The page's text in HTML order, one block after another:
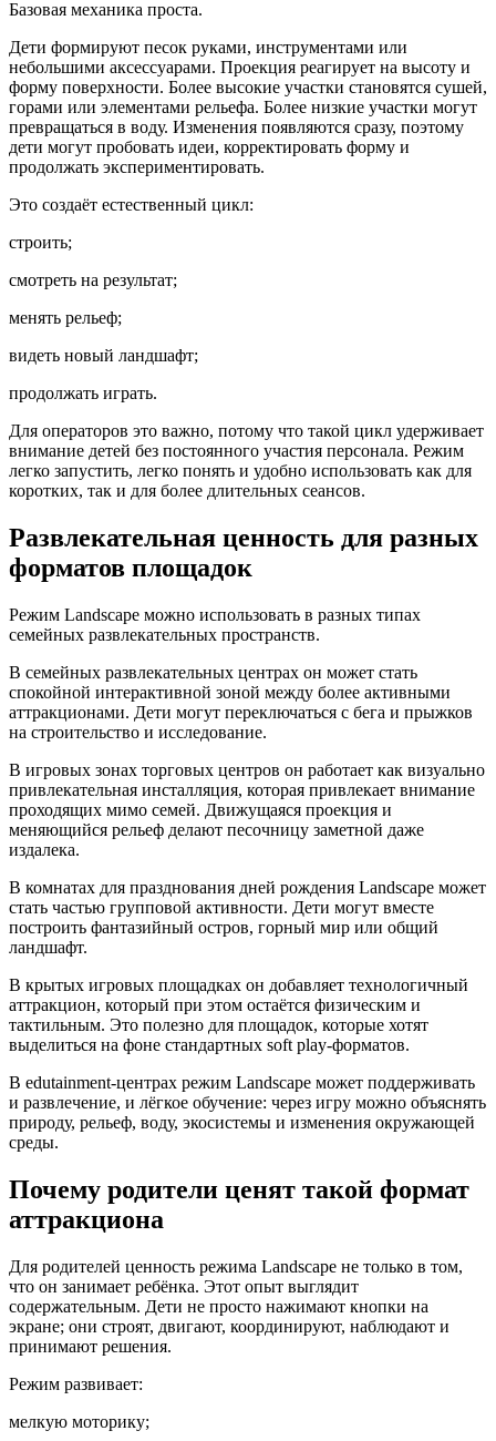
Базовая механика проста.
Дети формируют песок руками, инструментами или
небольшими аксессуарами. Проекция реагирует на высоту и
форму поверхности. Более высокие участки становятся сушей,
горами или элементами рельефа. Более низкие участки могут
превращаться в воду. Изменения появляются сразу, поэтому
дети могут пробовать идеи, корректировать форму и
продолжать экспериментировать.
Это создаёт естественный цикл:
строить;
смотреть на результат;
менять рельеф;
видеть новый ландшафт;
продолжать играть.
Для операторов это важно, потому что такой цикл удерживает
внимание детей без постоянного участия персонала. Режим
легко запустить, легко понять и удобно использовать как для
коротких, так и для более длительных сеансов.
Развлекательная ценность для разных
форматов площадок
Режим Landscape можно использовать в разных типах
семейных развлекательных пространств.
В семейных развлекательных центрах он может стать
спокойной интерактивной зоной между более активными
аттракционами. Дети могут переключаться с бега и прыжков
на строительство и исследование.
В игровых зонах торговых центров он работает как визуально
привлекательная инсталляция, которая привлекает внимание
проходящих мимо семей. Движущаяся проекция и
меняющийся рельеф делают песочницу заметной даже
издалека.
В комнатах для празднования дней рождения Landscape может
стать частью групповой активности. Дети могут вместе
построить фантазийный остров, горный мир или общий
ландшафт.
В крытых игровых площадках он добавляет технологичный
аттракцион, который при этом остаётся физическим и
тактильным. Это полезно для площадок, которые хотят
выделиться на фоне стандартных soft play-форматов.
В edutainment-центрах режим Landscape может поддерживать
и развлечение, и лёгкое обучение: через игру можно объяснять
природу, рельеф, воду, экосистемы и изменения окружающей
среды.
Почему родители ценят такой формат
аттракциона
Для родителей ценность режима Landscape не только в том,
что он занимает ребёнка. Этот опыт выглядит
содержательным. Дети не просто нажимают кнопки на
экране; они строят, двигают, координируют, наблюдают и
принимают решения.
Режим развивает:
мелкую моторику;